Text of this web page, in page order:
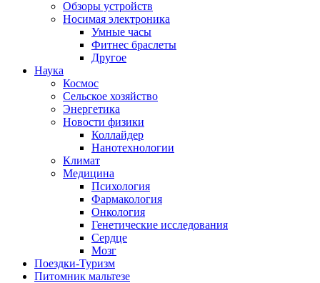
Обзоры устройств
Носимая электроника
Умные часы
Фитнес браслеты
Другое
Наука
Космос
Сельское хозяйство
Энергетика
Новости физики
Коллайдер
Нанотехнологии
Климат
Медицина
Психология
Фармакология
Онкология
Генетические исследования
Сердце
Мозг
Поездки-Туризм
Питомник мальтезе